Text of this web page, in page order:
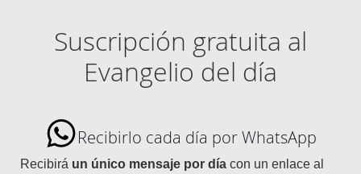
Suscripción gratuita al
Evangelio del día
Recibirlo cada día por WhatsApp
Recibirá un único mensaje por día con un enlace al